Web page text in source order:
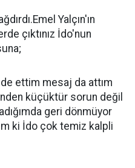
Yalçın'ın
çıktınız İdo'nun
ettim mesaj da attım
küçüktür sorun değil
geri dönmüyor
ki İdo çok temiz kalpli